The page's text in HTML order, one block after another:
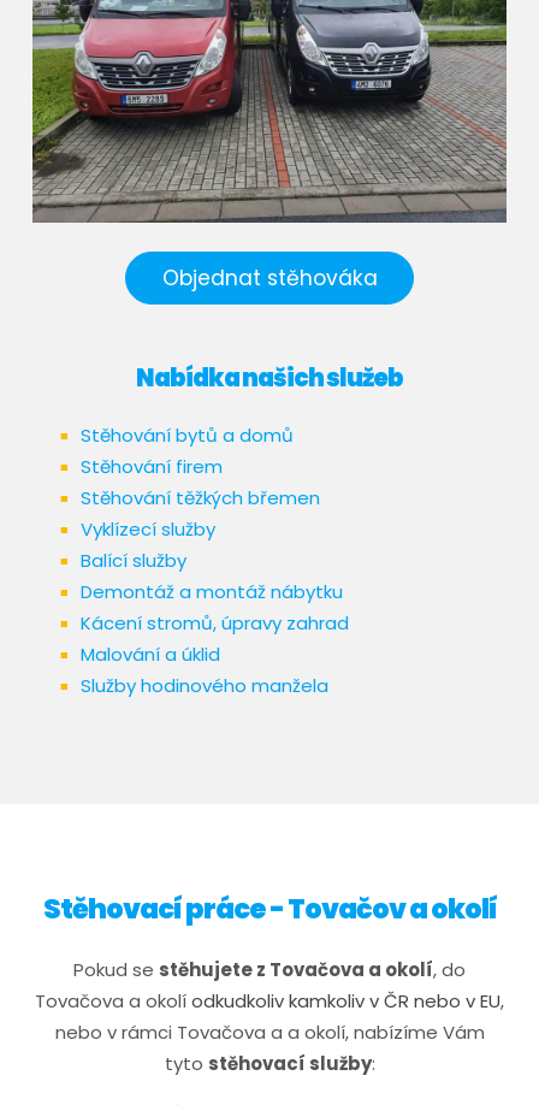
Objednat stěhováka
Nabídka našich služeb
Stěhování bytů a domů
Stěhování firem
Stěhování těžkých břemen
Vyklízecí služby
Balící služby
Demontáž a montáž nábytku
Kácení stromů, úpravy zahrad
Malování a úklid
Služby hodinového manžela
Stěhovací práce - Tovačov a okolí
​​​Pokud se stěhujete z Tovačova a okolí, do
Tovačova a okolíodkudkoliv kamkoliv v ČR nebo v EU,
nebo v rámci Tovačova a a okolí, nabízíme Vám
tyto stěhovací služby: